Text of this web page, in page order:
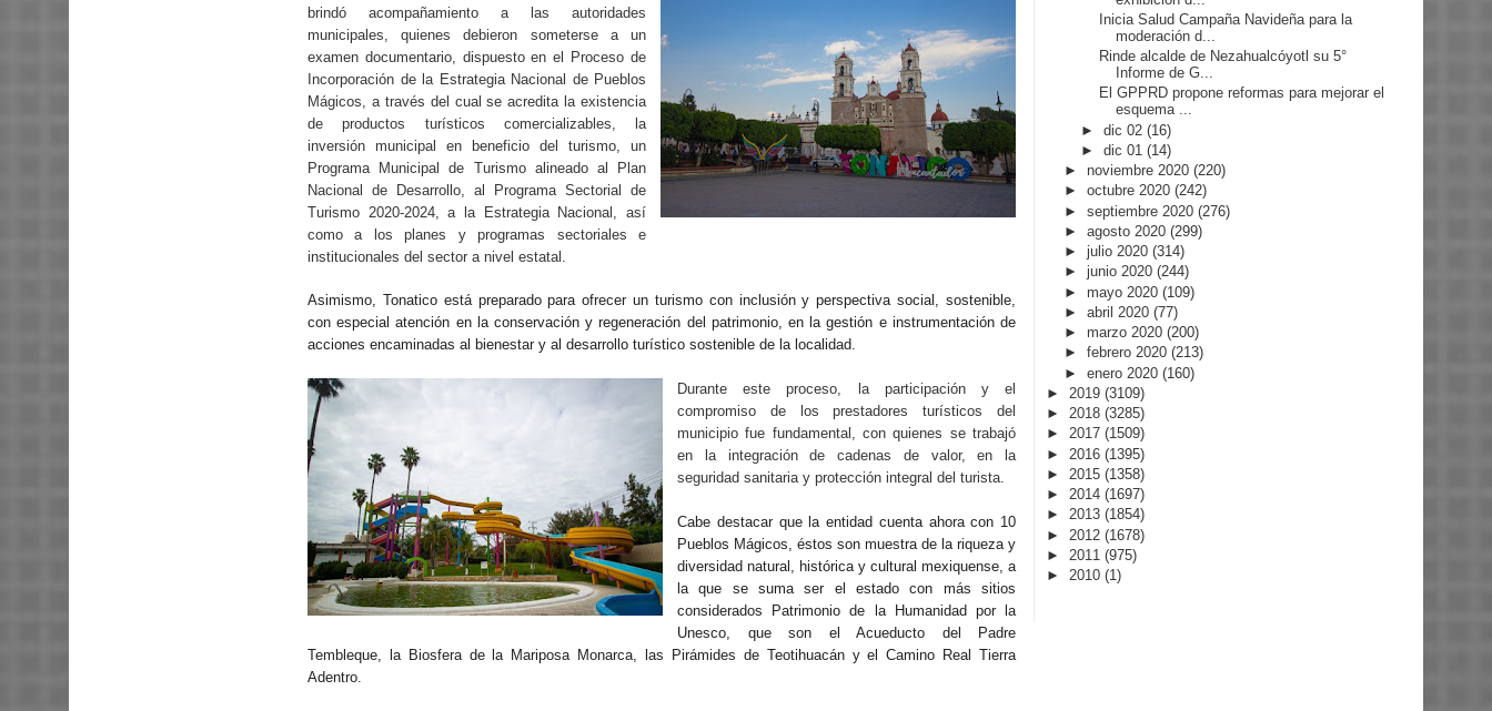
brindó acompañamiento a las autoridades
municipales, quienes debieron someterse a un
examen documentario, dispuesto en el Proceso de
Incorporación de la Estrategia Nacional de Pueblos
Mágicos, a través del cual se acredita la existencia
de productos turísticos comercializables, la
inversión municipal en beneficio del turismo, un
Programa Municipal de Turismo alineado al Plan
Nacional de Desarrollo, al Programa Sectorial de
Turismo 2020-2024, a la Estrategia Nacional, así
como a los planes y programas sectoriales e
institucionales del sector a nivel estatal.
Asimismo, Tonatico está preparado para ofrecer un turismo con inclusión y perspectiva social, sostenible,
con especial atención en la conservación y regeneración del patrimonio, en la gestión e instrumentación de
acciones encaminadas al bienestar y al desarrollo turístico sostenible de la localidad.
Durante este proceso, la participación y el
compromiso de los prestadores turísticos del
municipio fue fundamental, con quienes se trabajó
en la integración de cadenas de valor, en la
seguridad sanitaria y protección integral del turista.
Cabe destacar que la entidad cuenta ahora con 10
Pueblos Mágicos, éstos son muestra de la riqueza y
diversidad natural, histórica y cultural mexiquense, a
la que se suma ser el estado con más sitios
considerados Patrimonio de la Humanidad por la
Unesco, que son el Acueducto del Padre
Tembleque, la Biosfera de la Mariposa Monarca, las Pirámides de Teotihuacán y el Camino Real Tierra
Adentro.
Inicia Salud Campaña Navideña para la
moderación d...
Rinde alcalde de Nezahualcóyotl su 5°
Informe de G...
El GPPRD propone reformas para mejorar el
esquema ...
►dic 02(16)
►dic 01(14)
► noviembre 2020 (220)
► octubre 2020 (242)
► septiembre 2020 (276)
► agosto 2020 (299)
► julio 2020 (314)
► junio 2020 (244)
► mayo 2020 (109)
► abril 2020 (77)
► marzo 2020 (200)
► febrero 2020 (213)
► enero 2020 (160)
► 2019 (3109)
► 2018 (3285)
► 2017 (1509)
► 2016 (1395)
► 2015 (1358)
► 2014 (1697)
► 2013 (1854)
► 2012 (1678)
► 2011 (975)
► 2010 (1)